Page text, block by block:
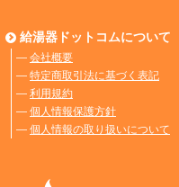
給湯器ドットコムについて
― 会社概要
― 特定商取引法に基づく表記
― 利用規約
― 個人情報保護方針
― 個人情報の取り扱いについて